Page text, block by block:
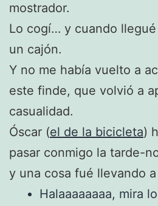
mostrador.
Lo cogí… y cuando
un cajón.
Y no me había vuelto a
este finde, que volvió a
casualidad.
Óscar (el de la bicicleta)
pasar conmigo la tarde-
y una cosa fué llevando
Halaaaaaaaa, mira